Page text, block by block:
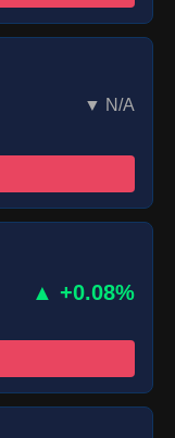
▼ N/A
▲ +0.08%